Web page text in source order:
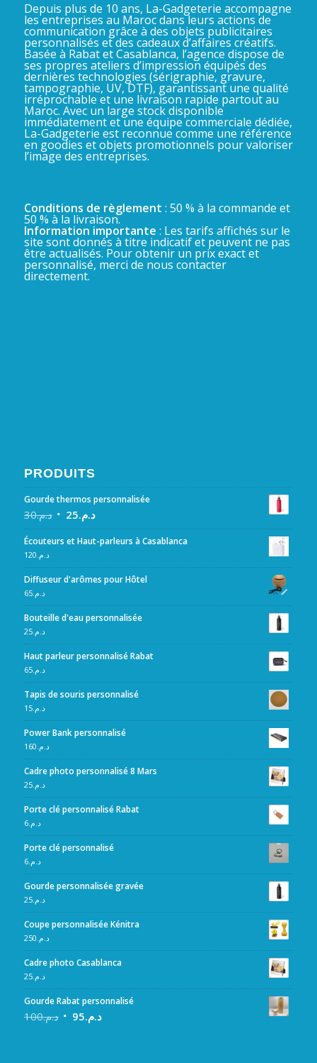
Depuis plus de 10 ans, La-Gadgeterie accompagne
les entreprises au Maroc dans leurs actions de
communication grâce à des objets publicitaires
personnalisés et des cadeaux d’affaires créatifs.
Basée à Rabat et Casablanca, l’agence dispose de
ses propres ateliers d’impression équipés des
dernières technologies (sérigraphie, gravure,
tampographie, UV, DTF), garantissant une qualité
irréprochable et une livraison rapide partout au
Maroc. Avec un large stock disponible
immédiatement et une équipe commerciale dédiée,
La-Gadgeterie est reconnue comme une référence
en goodies et objets promotionnels pour valoriser
l’image des entreprises.
Conditions de règlement : 50 % à la commande et
50 % à la livraison.
Information importante : Les tarifs affichés sur le
site sont donnés à titre indicatif et peuvent ne pas
être actualisés. Pour obtenir un prix exact et
personnalisé, merci de nous contacter
directement.
PRODUITS
Gourde thermos personnalisée
د.م.30 د.م.25
Écouteurs et Haut-parleurs à Casablanca
د.م. 120
Diffuseur d'arômes pour Hôtel
د.م.65
Bouteille d'eau personnalisée
د.م.25
Haut parleur personnalisé Rabat
د.م.65
Tapis de souris personnalisé
د.م.15
Power Bank personnalisé
د.م. 160
Cadre photo personnalisé 8 Mars
د.م.25
Porte clé personnalisé Rabat
د.م.6
Porte clé personnalisé
د.م.6
Gourde personnalisée gravée
د.م.25
Coupe personnalisée Kénitra
د.م. 250
Cadre photo Casablanca
د.م.25
Gourde Rabat personnalisé
د.م.100 د.م.95